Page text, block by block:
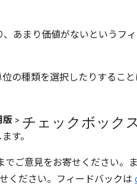
あまり価値がないというフ
の種類を選択したりするこ
版 > チェックボックス
す。
ご意見をお寄せください。
ください。フィードバックは